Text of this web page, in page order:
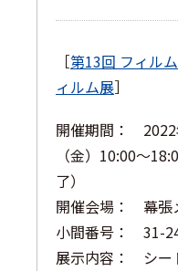
［第13回 フィル
ィルム展］
開催期間： 2022
（金）10:00～
了）
開催会場： 幕張
小間番号： 31-
展示内容： シー